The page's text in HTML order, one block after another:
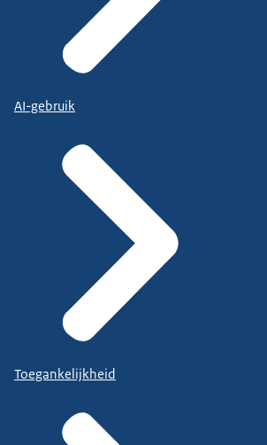
AI-gebruik
Toegankelijkheid